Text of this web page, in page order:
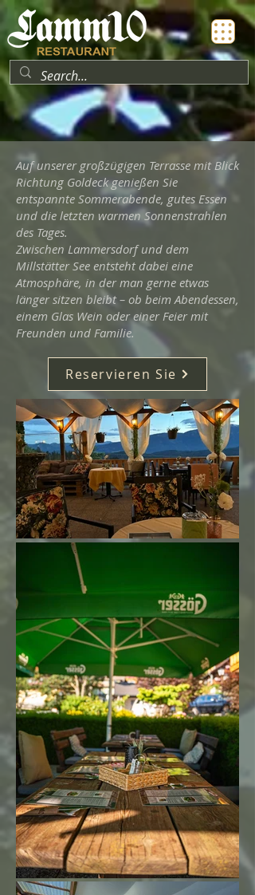
Auf unserer großzügigen Terrasse mit Blick
Richtung Goldeck genießen Sie
entspannte Sommerabende, gutes Essen
und die letzten warmen Sonnenstrahlen
des Tages.
Zwischen Lammersdorf und dem
Millstätter See entsteht dabei eine
Atmosphäre, in der man gerne etwas
länger sitzen bleibt – ob beim Abendessen,
einem Glas Wein oder einer Feier mit
Freunden und Familie.
Reservieren Sie